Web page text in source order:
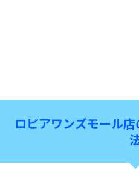
ロピアワンズモール